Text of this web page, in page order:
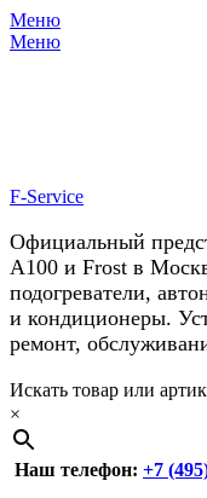
Меню
Меню
F-Service
Официальный
А100 и Frost в
подогреватели,
и кондиционеры.
ремонт,
Header
Right
Menu
Перейти
к
содержимому
Искать товар или
×
Наш телефон: +7
У нас